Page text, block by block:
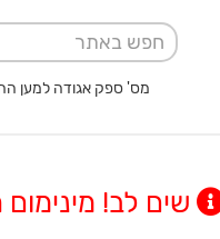
מס' ספק אגודה למען החייל 3003161 | מס' ספק משרד הביטחון 11010197 | מס' ספק משטרת
שים לב! מינימום הזמנה 1500 ש"ח,